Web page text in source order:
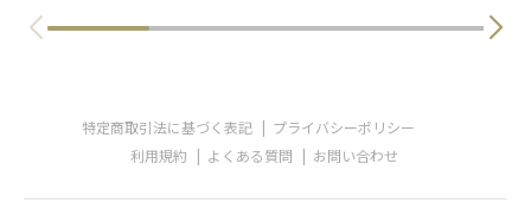
特定商取引法に基づく表記
プライバシーポリシー
利用規約
よくある質問 お問い合わせ